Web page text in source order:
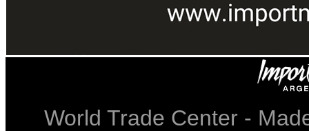
World Trade Center -